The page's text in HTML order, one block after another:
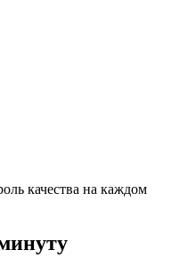
качества на каждом